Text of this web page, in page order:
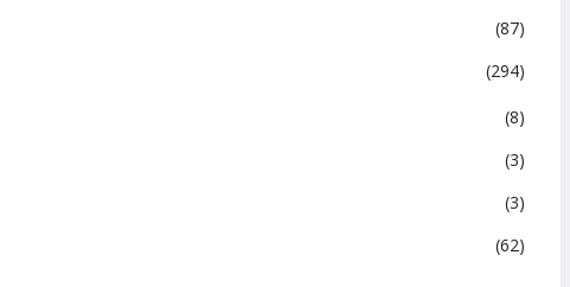
(87)
(294)
(8)
(3)
(3)
(62)